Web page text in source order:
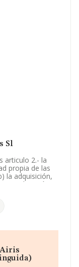
Sl
articulo 2.- la
propia de las
la adquisición,
explotación y
está
en mercados
de
S.L
en Calle